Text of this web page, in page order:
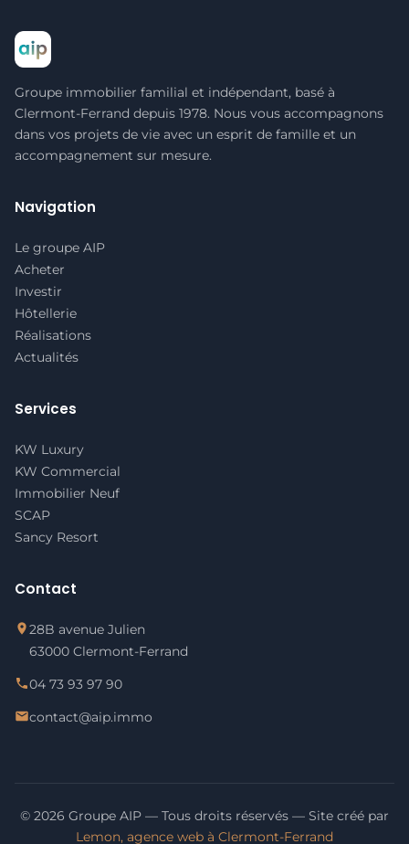
Groupe immobilier familial et indépendant, basé à
Clermont-Ferrand depuis 1978. Nous vous accompagnons
dans vos projets de vie avec un esprit de famille et un
accompagnement sur mesure.
Navigation
Le groupe AIP
Acheter
Investir
Hôtellerie
Réalisations
Actualités
Services
KW Luxury
KW Commercial
Immobilier Neuf
SCAP
Sancy Resort
Contact
28B avenue Julien
63000 Clermont-Ferrand
04 73 93 97 90
contact@aip.immo
© 2026 Groupe AIP — Tous droits réservés — Site créé par
Lemon, agence web à Clermont-Ferrand